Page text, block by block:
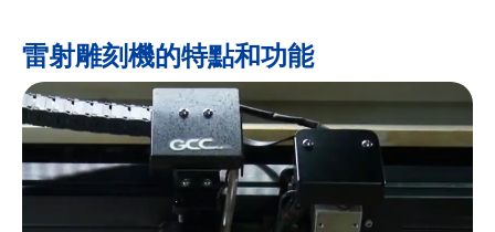
雷射雕刻機的特點和功能